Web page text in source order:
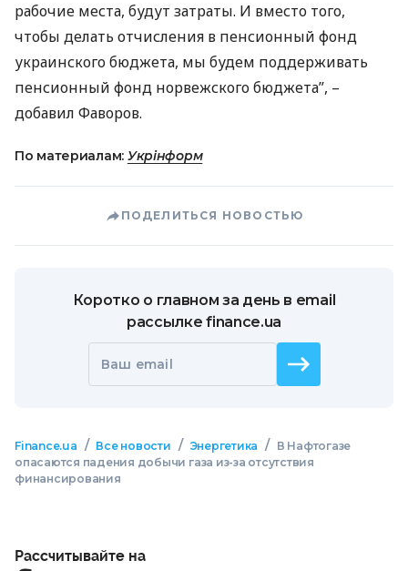
рабочие места, будут затраты. И вместо того,
чтобы делать отчисления в пенсионный фонд
украинского бюджета, мы будем поддерживать
пенсионный фонд норвежского бюджета”, –
добавил Фаворов.
По материалам: Укрінформ
ПОДЕЛИТЬСЯ НОВОСТЬЮ
Коротко о главном за день в email
рассылке finance.ua
Ваш email
Finance.ua / Все новости / Энергетика /
В Нафтогазе
опасаются падения добычи газа из-за отсутствия
финансирования
Рассчитывайте на